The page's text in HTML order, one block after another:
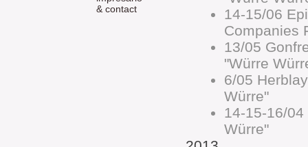
& contact
14-15/06
Companies
13/05
"Würre
6/05
Würre"
14-15-16/
Würre"